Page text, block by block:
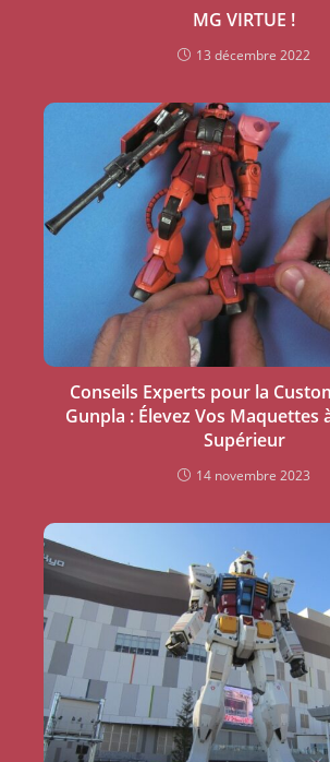
MG VIRTUE !
13 décembre 2022
Conseils Experts pour la
Gunpla : Élevez Vos Maquettes
Supérieur
14 novembre 2023